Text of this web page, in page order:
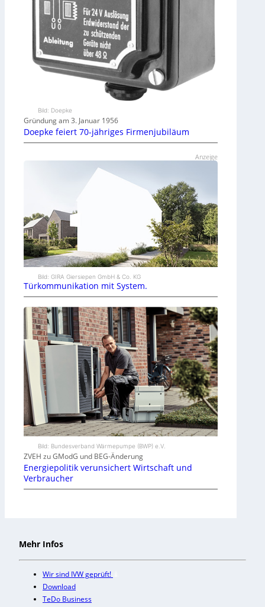
Bild: Doepke
Gründung am 3. Januar 1956
Doepke feiert 70-jähriges Firmenjubiläum
Anzeige
Bild: GIRA Giersiepen GmbH & Co. KG
Türkommunikation mit System.
Bild: Bundesverband Wärmepumpe (BWP) e.V.
ZVEH zu GModG und BEG-Änderung
Energiepolitik verunsichert Wirtschaft und
Verbraucher
Mehr Infos
Wir sind IVW geprüft!
Download
TeDo Business